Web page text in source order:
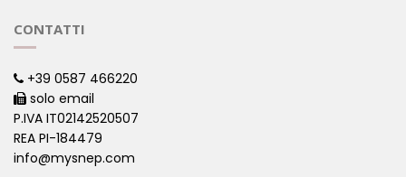
CONTATTI
+39 0587 466220
solo email
P.IVA IT02142520507
REA PI-184479
info@mysnep.com